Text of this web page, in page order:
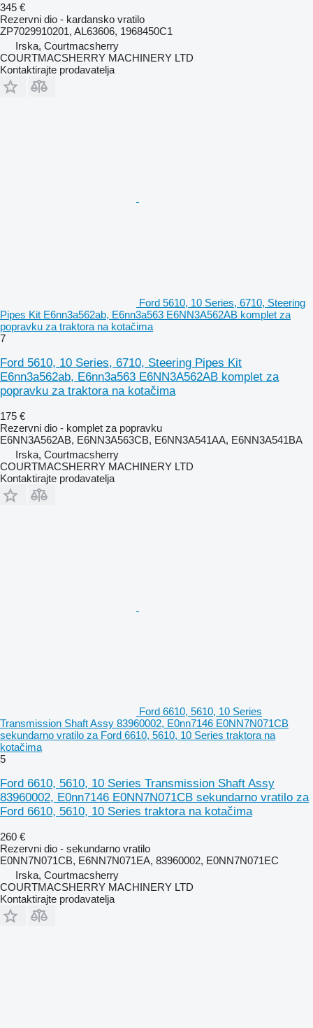
345 €
Rezervni dio - kardansko vratilo
ZP7029910201, AL63606, 1968450C1
Irska, Courtmacsherry
COURTMACSHERRY MACHINERY LTD
Kontaktirajte prodavatelja
Ford 5610, 10 Series, 6710, Steering
Pipes Kit E6nn3a562ab, E6nn3a563 E6NN3A562AB komplet za
popravku za traktora na kotačima
7
Ford 5610, 10 Series, 6710, Steering Pipes Kit
E6nn3a562ab, E6nn3a563 E6NN3A562AB komplet za
popravku za traktora na kotačima
175 €
Rezervni dio - komplet za popravku
E6NN3A562AB, E6NN3A563CB, E6NN3A541AA, E6NN3A541BA
Irska, Courtmacsherry
COURTMACSHERRY MACHINERY LTD
Kontaktirajte prodavatelja
Ford 6610, 5610, 10 Series
Transmission Shaft Assy 83960002, E0nn7146 E0NN7N071CB
sekundarno vratilo za Ford 6610, 5610, 10 Series traktora na
kotačima
5
Ford 6610, 5610, 10 Series Transmission Shaft Assy
83960002, E0nn7146 E0NN7N071CB sekundarno vratilo za
Ford 6610, 5610, 10 Series traktora na kotačima
260 €
Rezervni dio - sekundarno vratilo
E0NN7N071CB, E6NN7N071EA, 83960002, E0NN7N071EC
Irska, Courtmacsherry
COURTMACSHERRY MACHINERY LTD
Kontaktirajte prodavatelja